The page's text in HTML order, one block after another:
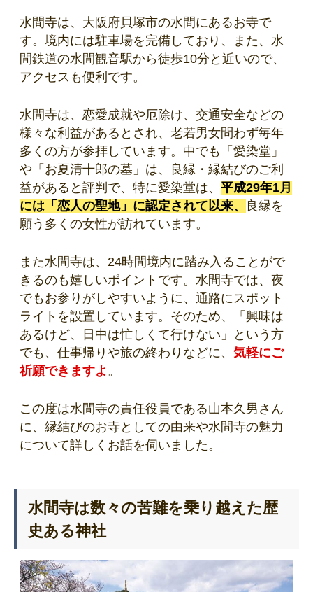
水間寺は、大阪府貝塚市の水間にあるお寺で
す。境内には駐車場を完備しており、また、水
間鉄道の水間観音駅から徒歩10分と近いので、
アクセスも便利です。
水間寺は、恋愛成就や厄除け、交通安全などの
様々な利益があるとされ、老若男女問わず毎年
多くの方が参拝しています。中でも「愛染堂」
や「お夏清十郎の墓」は、良縁・縁結びのご利
益があると評判で、特に愛染堂は、 平成29年1月
には「恋人の聖地」に認定されて以来、
良縁を
願う多くの女性が訪れています。
また水間寺は、 24時間境内に踏み入ることがで
きるのも嬉しいポイントです。水間寺では、夜
でもお参りがしやすいように、通路にスポット
ライトを設置しています。そのため、「興味は
あるけど、日中は忙しくて行けない」という方
でも、仕事帰りや旅の終わりなどに、 気軽にご
祈願できますよ 。
この度は水間寺の責任役員である山本久男さん
に、縁結びのお寺としての由来や水間寺の魅力
について詳しくお話を伺いました。
水間寺は数々の苦難を乗り越えた歴
史ある神社